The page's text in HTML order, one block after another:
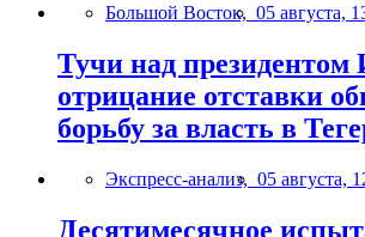
Большой Восток, 05 августа,
Тучи над президентом
отрицание отставки
борьбу за власть в
Экспресс-анализ, 05 августа,
Десятимесячное